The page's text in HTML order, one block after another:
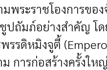
ระราชโองการขอ
ปถัมภ์อย่างสำคัญ โ
รดิหมิงจูตี้
การก่อสร้างครั้งใ